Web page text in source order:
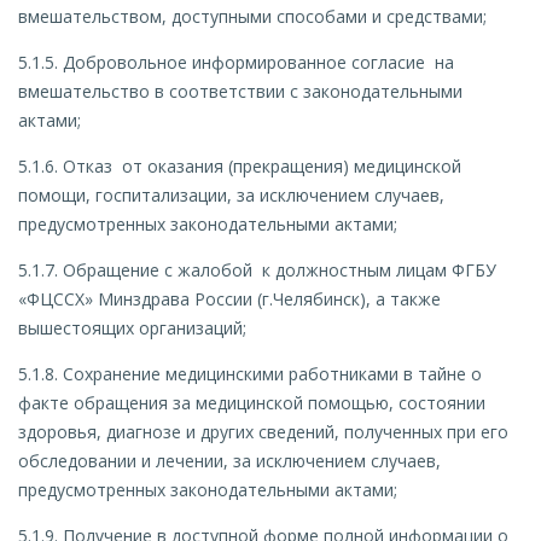
вмешательством, доступными способами и средствами;
5.1.5. Добровольное информированное согласие на
вмешательство в соответствии с законодательными
актами;
5.1.6. Отказ от оказания (прекращения) медицинской
помощи, госпитализации, за исключением случаев,
предусмотренных законодательными актами;
5.1.7. Обращение с жалобой к должностным лицам ФГБУ
«ФЦССХ» Минздрава России (г.Челябинск), а также
вышестоящих организаций;
5.1.8. Сохранение медицинскими работниками в тайне о
факте обращения за медицинской помощью, состоянии
здоровья, диагнозе и других сведений, полученных при его
обследовании и лечении, за исключением случаев,
предусмотренных законодательными актами;
5.1.9. Получение в доступной форме полной информации о